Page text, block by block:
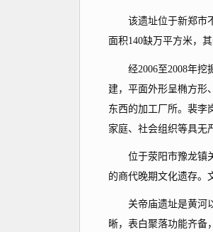
该遗址位于新郑市不
面积140缺万平方米，
经2006至2008年挖掘
建，平面外形呈椭方形
东西的加工厂所。裴李
家庭、社会组织等具无
位于荥阳市豫龙镇关
的商代晚期文化遗存。
关帝庙遗址是黄河以
晰，表白聚落功能齐备